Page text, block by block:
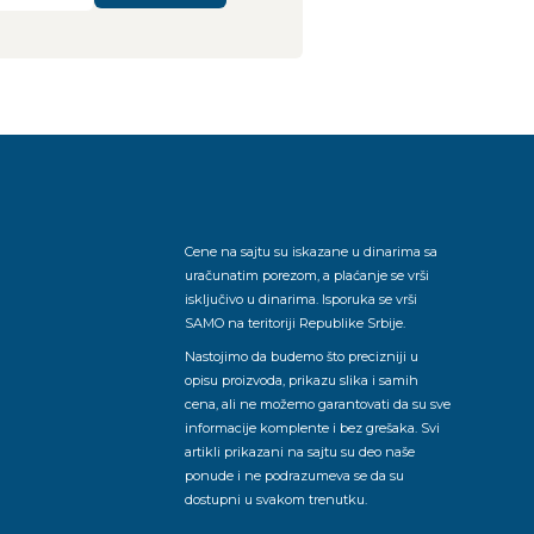
Cene na sajtu su iskazane u dinarima sa
uračunatim porezom, a plaćanje se vrši
isključivo u dinarima. Isporuka se vrši
SAMO na teritoriji Republike Srbije.
Nastojimo da budemo što precizniji u
opisu proizvoda, prikazu slika i samih
cena, ali ne možemo garantovati da su sve
informacije komplente i bez grešaka. Svi
artikli prikazani na sajtu su deo naše
ponude i ne podrazumeva se da su
dostupni u svakom trenutku.